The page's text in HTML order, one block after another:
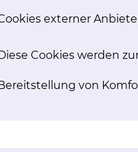
die Bedeutung
mehr freuen wir uns,
externer
Cookies werden
von